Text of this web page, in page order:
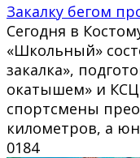
Закалку бегом
Сегодня в
«Школьный»
закалка»,
окатышем» и
спортсмены
километров, а
0184